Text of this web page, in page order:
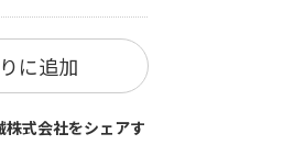
に追加
株式会社をシェアす